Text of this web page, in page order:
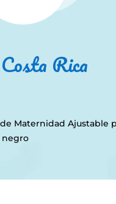
Rica
Maternidad Ajustable
negro